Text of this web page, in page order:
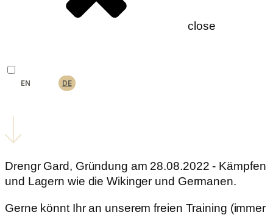
close
EN DE
Drengr Gard, Gründung am 28.08.2022 - Kämpfen
und Lagern wie die Wikinger und Germanen.
Gerne könnt Ihr an unserem freien Training (immer